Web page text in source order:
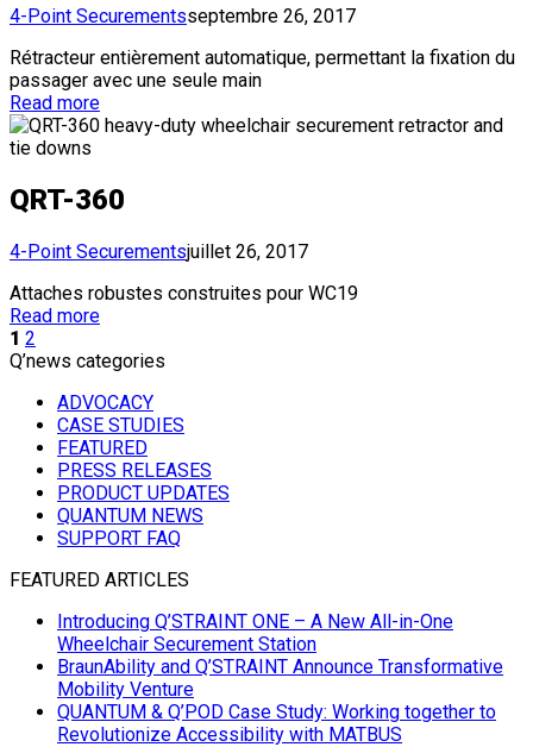
4-Point Securementsseptembre 26, 2017
Rétracteur entièrement automatique, permettant la fixation du
passager avec une seule main
Read more
QRT-360
4-Point Securementsjuillet 26, 2017
Attaches robustes construites pour WC19
Read more
1 2
Q’news categories
ADVOCACY
CASE STUDIES
FEATURED
PRESS RELEASES
PRODUCT UPDATES
QUANTUM NEWS
SUPPORT FAQ
FEATURED ARTICLES
Introducing Q’STRAINT ONE – A New All-in-One
Wheelchair Securement Station
BraunAbility and Q’STRAINT Announce Transformative
Mobility Venture
QUANTUM & Q’POD Case Study: Working together to
Revolutionize Accessibility with MATBUS